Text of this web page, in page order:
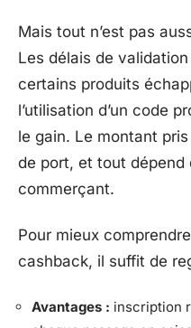
Mais tout n’est pas
Les délais de validation
certains produits
l’utilisation d’un code
le gain. Le montant
de port, et tout dépend
commerçant.
Pour mieux
cashback, il suffit de
Avantages : inscription